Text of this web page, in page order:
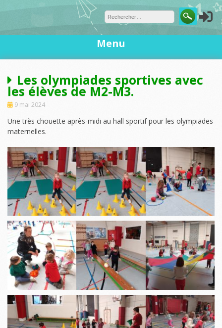
Menu
Les olympiades sportives avec
les élèves de M2-M3.
9 mai 2024
Une très chouette après-midi au hall sportif pour les olympiades
maternelles.